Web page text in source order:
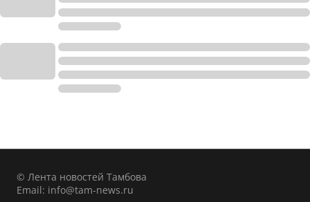
© Лента новостей Тамбова
Email: info@tam-news.ru